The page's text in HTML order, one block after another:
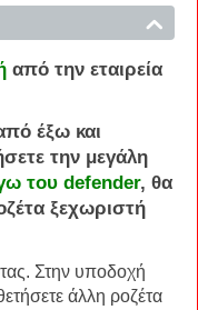
από την εταιρεία
έξω και
την μεγάλη
του defender, θα
ξεχωριστή
Στην υποδοχή
άλλη ροζέτα